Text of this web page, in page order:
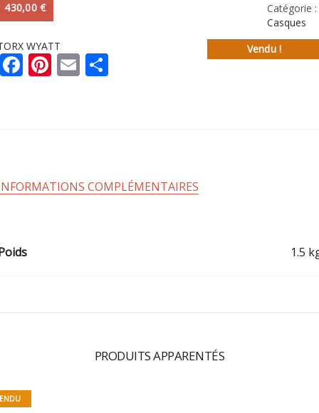
430,00€
Vendu !
Catégorie :
Casques
WYATT
Facebook
Pinterest
Email
COMPLÉMENTAIRES
1.5
PRODUITS APPARENTÉS